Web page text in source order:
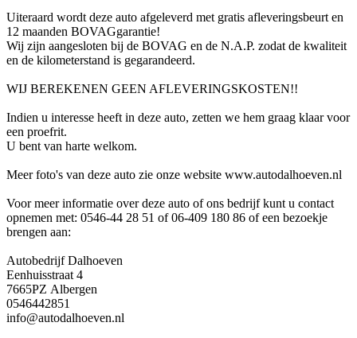
Uiteraard wordt deze auto afgeleverd met gratis afleveringsbeurt en
12 maanden BOVAGgarantie!
Wij zijn aangesloten bij de BOVAG en de N.A.P. zodat de kwaliteit
en de kilometerstand is gegarandeerd.
WIJ BEREKENEN GEEN AFLEVERINGSKOSTEN!!
Indien u interesse heeft in deze auto, zetten we hem graag klaar voor
een proefrit.
U bent van harte welkom.
Meer foto's van deze auto zie onze website www.autodalhoeven.nl
Voor meer informatie over deze auto of ons bedrijf kunt u contact
opnemen met: 0546-44 28 51 of 06-409 180 86 of een bezoekje
brengen aan:
Autobedrijf Dalhoeven
Eenhuisstraat 4
7665PZ Albergen
0546442851
info@autodalhoeven.nl